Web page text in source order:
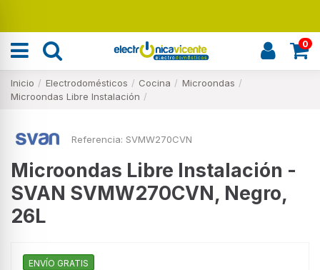
0
Inicio Electrodomésticos Cocina
Microondas
Microondas Libre Instalación
Referencia: SVMW270CVN
Microondas Libre Instalación -
SVAN SVMW270CVN, Negro,
26L
ENVÍO GRATIS